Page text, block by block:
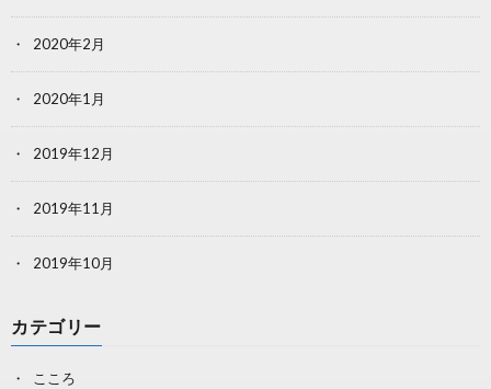
2020年2月
2020年1月
2019年12月
2019年11月
2019年10月
カテゴリー
こころ